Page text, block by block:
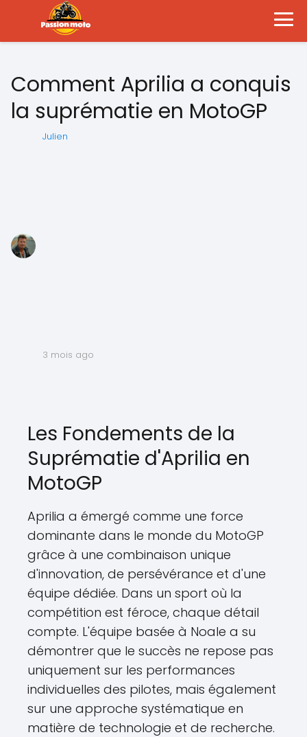
Comment Aprilia a conquis
la suprématie en MotoGP
Julien
3 mois ago
Les Fondements de la
Suprématie d'Aprilia en
MotoGP
Aprilia a émergé comme une force
dominante dans le monde du MotoGP
grâce à une combinaison unique
d'innovation, de persévérance et d'une
équipe dédiée. Dans un sport où la
compétition est féroce, chaque détail
compte. L'équipe basée à Noale a su
démontrer que le succès ne repose pas
uniquement sur les performances
individuelles des pilotes, mais également
sur une approche systématique en
matière de technologie et de recherche.